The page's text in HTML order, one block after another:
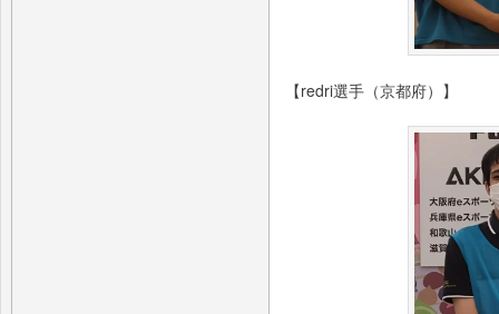
【redri選手（京都府）】